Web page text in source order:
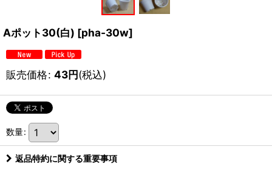
Aポット30(白) [pha-30w]
販売価格: 43円(税込)
数量:
返品特約に関する重要事項